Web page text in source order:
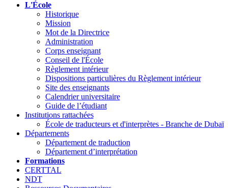
L'École
Historique
Mission
Mot de la Directrice
Administration
Corps enseignant
Conseil de l'École
Règlement intérieur
Dispositions particulières du Règlement intérieur
Site des enseignants
Calendrier universitaire
Guide de l’étudiant
Institutions rattachées
École de traducteurs et d'interprètes - Branche de Dubaï
Départements
Département de traduction
Département d’interprétation
Formations
CERTTAL
NDT